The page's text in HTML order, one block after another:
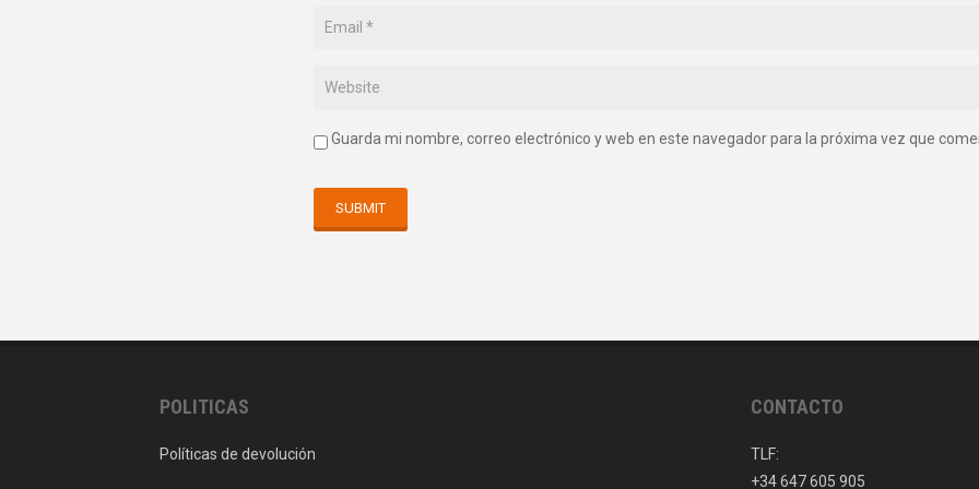
Guarda mi nombre, correo electrónico y web en este navegador para la próxima vez que
POLITICAS
Políticas de devolución
CONTACTO
TLF:
+34 647 605 905